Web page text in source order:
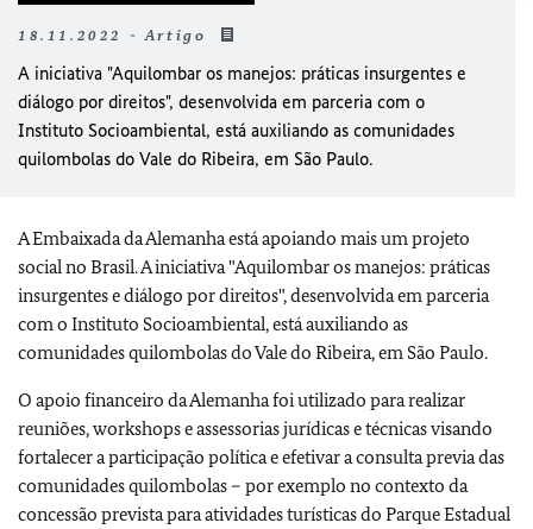
18.11.2022 - Artigo
A iniciativa "Aquilombar os manejos: práticas insurgentes e
diálogo por direitos", desenvolvida em parceria com o
Instituto Socioambiental, está auxiliando as comunidades
quilombolas do Vale do Ribeira, em São Paulo.
A Embaixada da Alemanha está apoiando mais um projeto
social no Brasil. A iniciativa "Aquilombar os manejos: práticas
insurgentes e diálogo por direitos", desenvolvida em parceria
com o Instituto Socioambiental, está auxiliando as
comunidades quilombolas do Vale do Ribeira, em São Paulo.
O apoio financeiro da Alemanha foi utilizado para realizar
reuniões, workshops e assessorias jurídicas e técnicas visando
fortalecer a participação política e efetivar a consulta previa das
comunidades quilombolas – por exemplo no contexto da
concessão prevista para atividades turísticas do Parque Estadual